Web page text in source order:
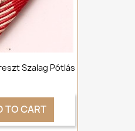
Szalag Pótlás
TO CART